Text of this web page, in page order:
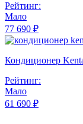
Рейтинг:
Мало
77 690 ₽
Кондиционер
Рейтинг:
Мало
61 690 ₽